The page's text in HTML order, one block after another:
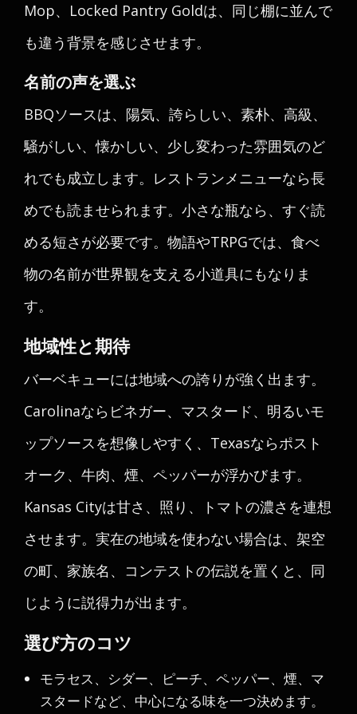
Mop、Locked Pantry Goldは、同じ棚に並んで
も違う背景を感じさせます。
名前の声を選ぶ
BBQソースは、陽気、誇らしい、素朴、高級、
騒がしい、懐かしい、少し変わった雰囲気のど
れでも成立します。レストランメニューなら長
めでも読ませられます。小さな瓶なら、すぐ読
める短さが必要です。物語やTRPGでは、食べ
物の名前が世界観を支える小道具にもなりま
す。
地域性と期待
バーベキューには地域への誇りが強く出ます。
Carolinaならビネガー、マスタード、明るいモ
ップソースを想像しやすく、Texasならポスト
オーク、牛肉、煙、ペッパーが浮かびます。
Kansas Cityは甘さ、照り、トマトの濃さを連想
させます。実在の地域を使わない場合は、架空
の町、家族名、コンテストの伝説を置くと、同
じように説得力が出ます。
選び方のコツ
モラセス、シダー、ピーチ、ペッパー、煙、マ
スタードなど、中心になる味を一つ決めます。